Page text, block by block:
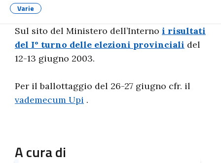
Varie
Sul sito del Ministero dell’Interno i risultati
del I° turno delle elezioni provinciali del
12-13 giugno 2003.
Per il ballottaggio del 26-27 giugno cfr. il
vademecum Upi .
A cura di